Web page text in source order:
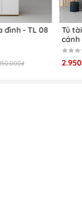
kính Tủ tài liệu
1.950.000₫